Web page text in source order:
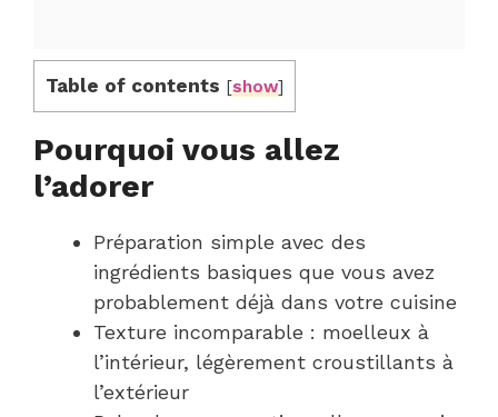
Table of contents [show]
Pourquoi vous allez
l’adorer
Préparation simple avec des
ingrédients basiques que vous avez
probablement déjà dans votre cuisine
Texture incomparable : moelleux à
l’intérieur, légèrement croustillants à
l’extérieur